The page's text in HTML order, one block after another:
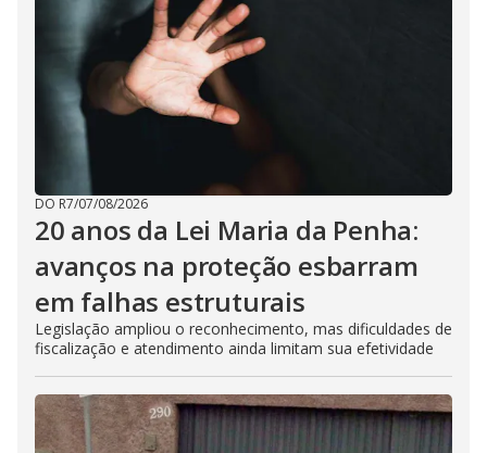
DO R7/07/08/2026
20 anos da Lei Maria da Penha:
avanços na proteção esbarram
em falhas estruturais
Legislação ampliou o reconhecimento, mas dificuldades de
fiscalização e atendimento ainda limitam sua efetividade